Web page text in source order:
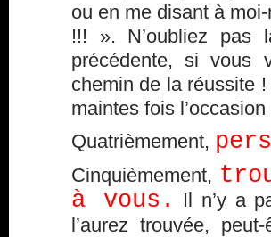
ou en me disant à
!!! ». N’oubliez
précédente, si vous
chemin de la réussite
maintes fois
Quatrièmement,
Cinquièmement,
à vous.
Il n’y a
l’aurez trouvée,